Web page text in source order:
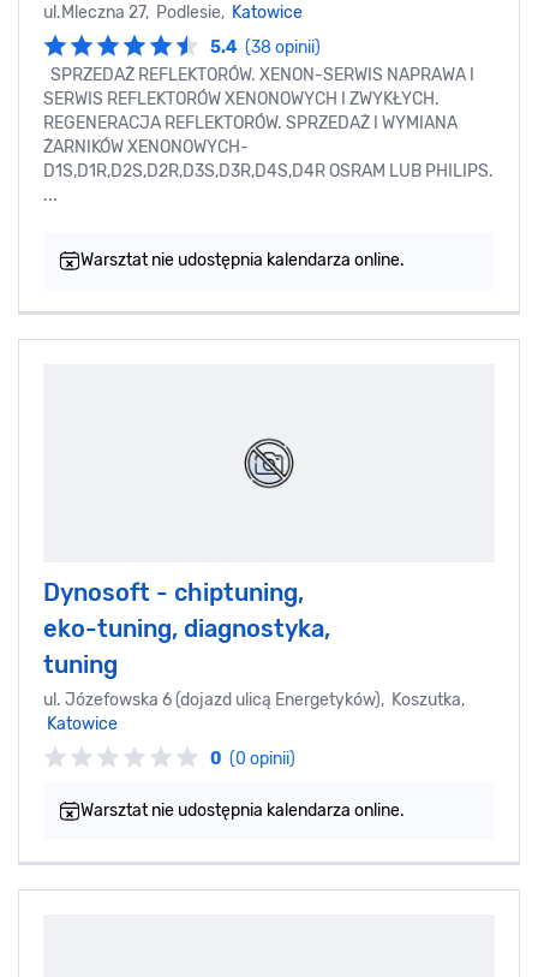
ul.Mleczna 27, Podlesie, Katowice
5.4 (38 opinii)
SPRZEDAŻ REFLEKTORÓW. XENON-SERWIS NAPRAWA I
SERWIS REFLEKTORÓW XENONOWYCH I ZWYKŁYCH.
REGENERACJA REFLEKTORÓW. SPRZEDAŻ I WYMIANA
ŻARNIKÓW XENONOWYCH-
D1S,D1R,D2S,D2R,D3S,D3R,D4S,D4R OSRAM LUB PHILIPS.
...
Warsztat nie udostępnia kalendarza online.
Dynosoft - chiptuning,
eko-tuning, diagnostyka,
tuning
ul. Józefowska 6 (dojazd ulicą Energetyków), Koszutka,
Katowice
0 (0 opinii)
Warsztat nie udostępnia kalendarza online.